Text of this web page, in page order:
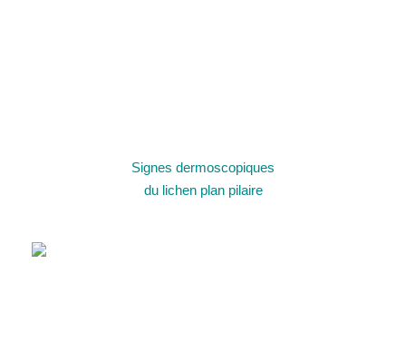
Signes dermoscopiques
du lichen plan pilaire